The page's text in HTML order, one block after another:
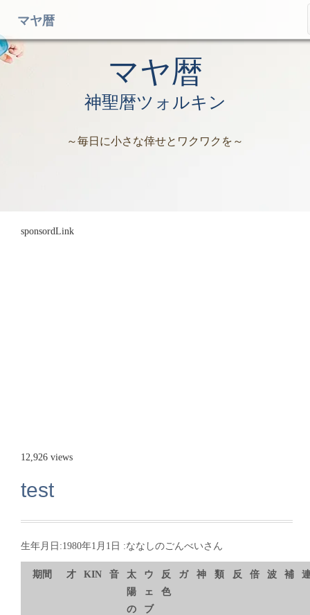
マヤ暦
マヤ暦
神聖暦ツォルキン
～毎日に小さな倖せとワクワクを～
sponsordLink
12,926 views
test
生年月日:1980年1月1日 :ななしのごんべいさん
期間 才 KIN 音
太
陽
の
ウ
ェ
ブ
反
色
ガ 神 類 反 倍 波 補